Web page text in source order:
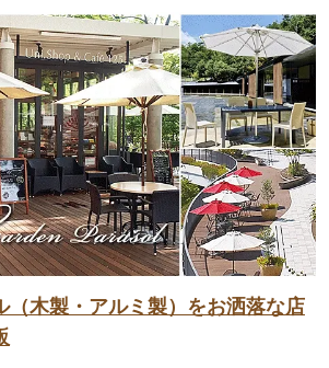
（木製・アルミ製）をお洒落な店